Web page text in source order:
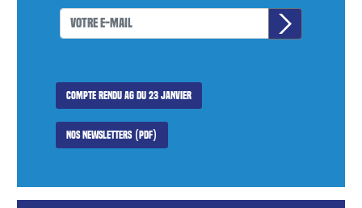
Compte rendu AG du 23 janvier
Nos newsletters (PDF)